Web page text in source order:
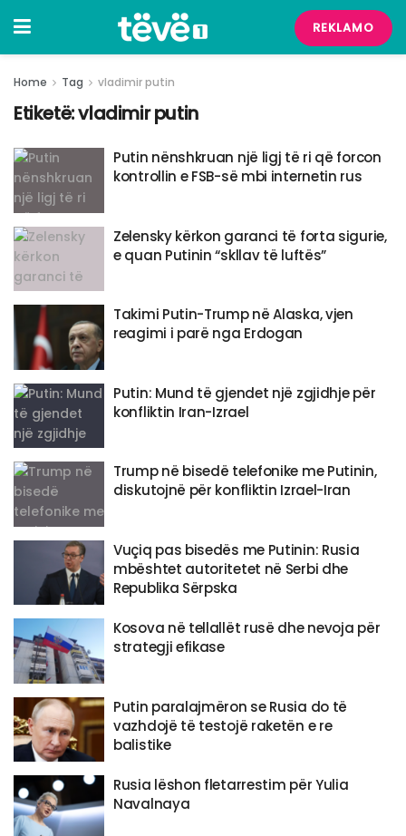
REKLAMO
Home Tag vladimir putin
Etiketë:vladimir putin
Putin nënshkruan një ligj të ri që forcon
kontrollin e FSB-së mbi internetin rus
Zelensky kërkon garanci të forta sigurie,
e quan Putinin “skllav të luftës”
Takimi Putin-Trump në Alaska, vjen
reagimi i parë nga Erdogan
Putin: Mund të gjendet një zgjidhje për
konfliktin Iran-Izrael
Trump në bisedë telefonike me Putinin,
diskutojnë për konfliktin Izrael-Iran
Vuçiq pas bisedës me Putinin: Rusia
mbështet autoritetet në Serbi dhe
Republika Sërpska
Kosova në tellallët rusë dhe nevoja për
strategji efikase
Putin paralajmëron se Rusia do të
vazhdojë të testojë raketën e re
balistike
Rusia lëshon fletarrestim për Yulia
Navalnaya